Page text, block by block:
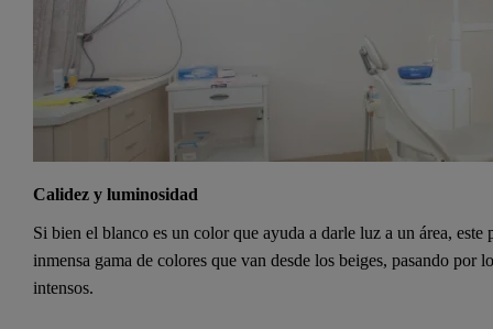
Calidez y luminosidad
Si bien el blanco es un color que ayuda a darle luz a un área,
inmensa gama de colores que van desde los beiges, pasando por
intensos.